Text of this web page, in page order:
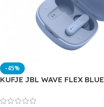
-45%
KUFJE JBL WAVE FLEX BLUE